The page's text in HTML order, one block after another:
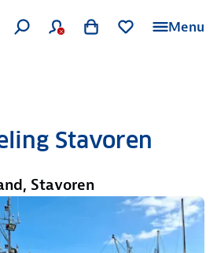
Menu
Stavoren
Stavoren